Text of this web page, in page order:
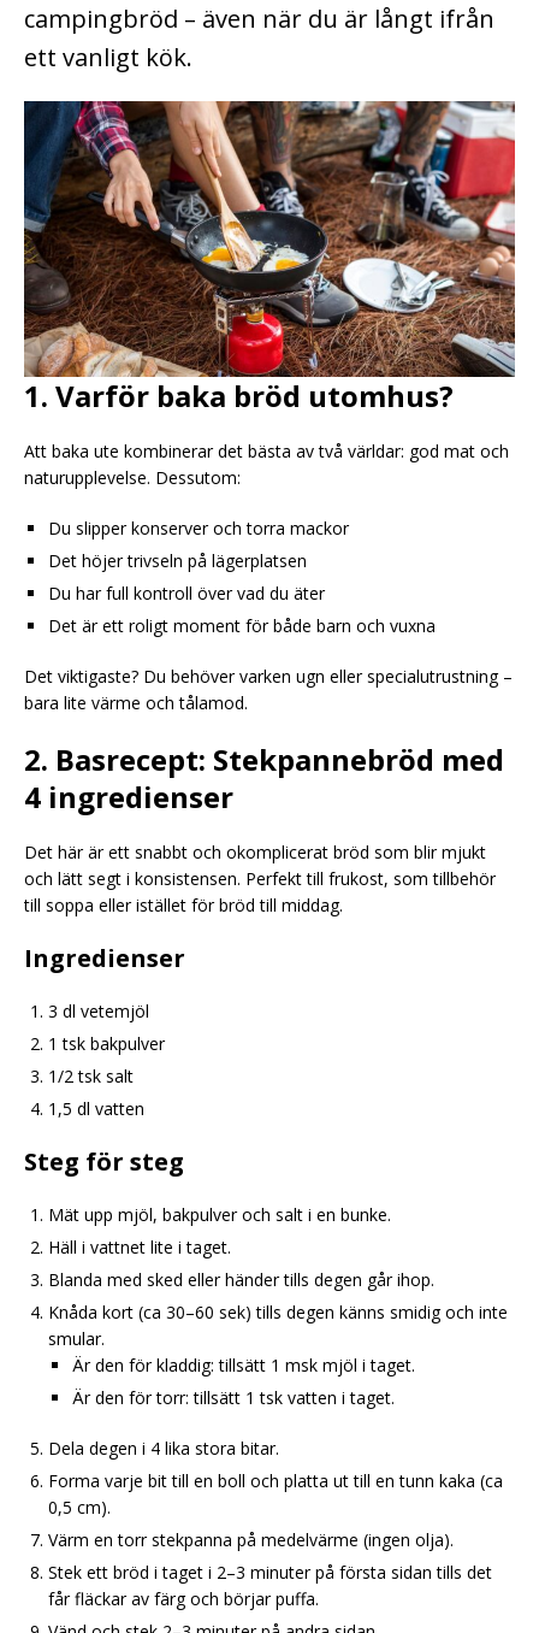
campingbröd – även när du är långt ifrån
ett vanligt kök.
1. Varför baka bröd utomhus?
Att baka ute kombinerar det bästa av två världar: god mat och
naturupplevelse. Dessutom:
Du slipper konserver och torra mackor
Det höjer trivseln på lägerplatsen
Du har full kontroll över vad du äter
Det är ett roligt moment för både barn och vuxna
Det viktigaste? Du behöver varken ugn eller specialutrustning –
bara lite värme och tålamod.
2. Basrecept: Stekpannebröd med
4 ingredienser
Det här är ett snabbt och okomplicerat bröd som blir mjukt
och lätt segt i konsistensen. Perfekt till frukost, som tillbehör
till soppa eller istället för bröd till middag.
Ingredienser
3 dl vetemjöl
1 tsk bakpulver
1/2 tsk salt
1,5 dl vatten
Steg för steg
Mät upp mjöl, bakpulver och salt i en bunke.
Häll i vattnet lite i taget.
Blanda med sked eller händer tills degen går ihop.
Knåda kort (ca 30–60 sek) tills degen känns smidig och inte
smular.
Är den för kladdig: tillsätt 1 msk mjöl i taget.
Är den för torr: tillsätt 1 tsk vatten i taget.
Dela degen i 4 lika stora bitar.
Forma varje bit till en boll och platta ut till en tunn kaka (ca
0,5 cm).
Värm en torr stekpanna på medelvärme (ingen olja).
Stek ett bröd i taget i 2–3 minuter på första sidan tills det
får fläckar av färg och börjar puffa.